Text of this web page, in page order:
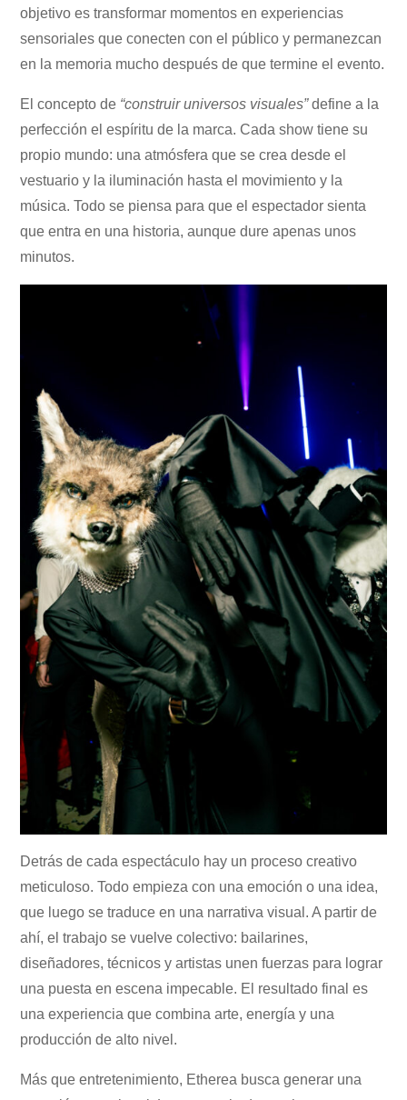
objetivo es transformar momentos en experiencias
sensoriales que conecten con el público y permanezcan
en la memoria mucho después de que termine el evento.
El concepto de “construir universos visuales”define a la
perfección el espíritu de la marca. Cada show tiene su
propio mundo: una atmósfera que se crea desde el
vestuario y la iluminación hasta el movimiento y la
música. Todo se piensa para que el espectador sienta
que entra en una historia, aunque dure apenas unos
minutos.
Detrás de cada espectáculo hay un proceso creativo
meticuloso. Todo empieza con una emoción o una idea,
que luego se traduce en una narrativa visual. A partir de
ahí, el trabajo se vuelve colectivo: bailarines,
diseñadores, técnicos y artistas unen fuerzas para lograr
una puesta en escena impecable. El resultado final es
una experiencia que combina arte, energía y una
producción de alto nivel.
Más que entretenimiento, Etherea busca generar una